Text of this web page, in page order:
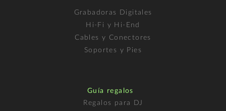
Grabadoras Digitales
Hi-Fi y Hi-End
Cables y Conectores
Soportes y Pies
Guía regalos
Regalos para DJ